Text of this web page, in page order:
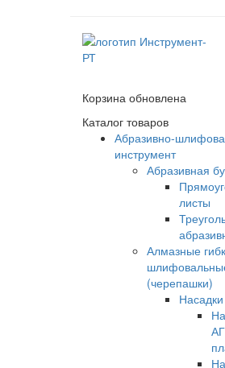
Корзина обновлена
Каталог товаров
Абразивно-
инструмент
Абразивная
листы
Алмазные
(черепашки)